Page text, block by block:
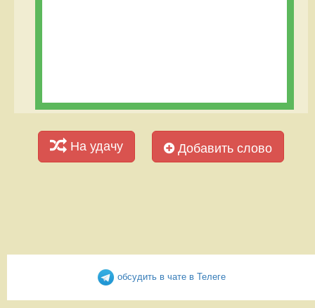
На удачу Добавить слово
обсудить в чате в Телеге